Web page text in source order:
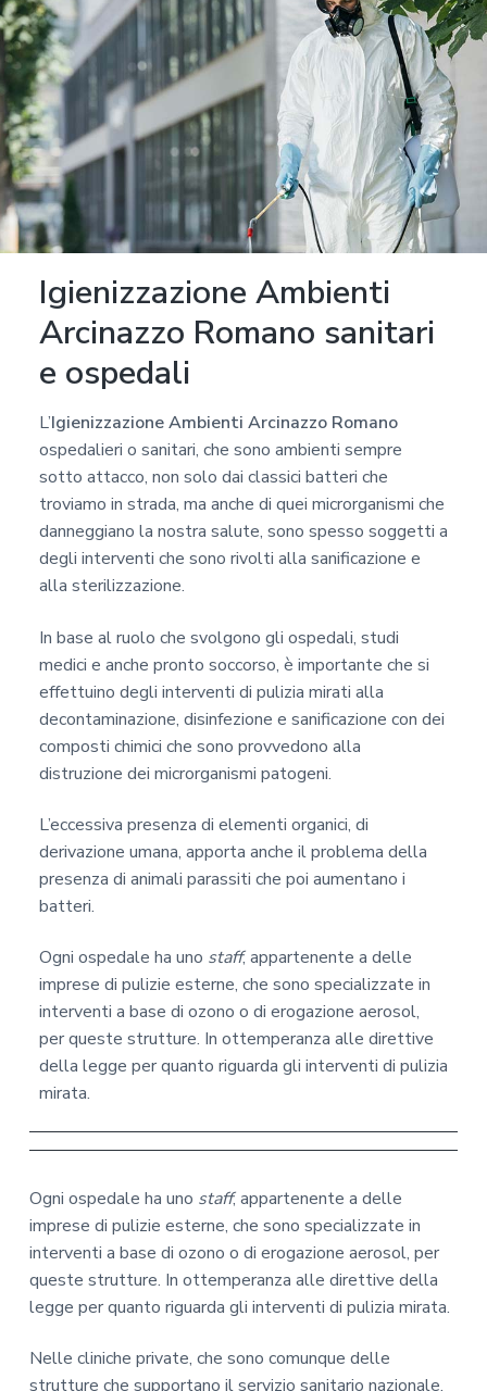
Igienizzazione Ambienti
Arcinazzo Romano sanitari
e ospedali
L’Igienizzazione Ambienti Arcinazzo Romano
ospedalieri o sanitari, che sono ambienti sempre
sotto attacco, non solo dai classici batteri che
troviamo in strada, ma anche di quei microrganismi che
danneggiano la nostra salute, sono spesso soggetti a
degli interventi che sono rivolti alla sanificazione e
alla sterilizzazione.
In base al ruolo che svolgono gli ospedali, studi
medici e anche pronto soccorso, è importante che si
effettuino degli interventi di pulizia mirati alla
decontaminazione, disinfezione e sanificazione con dei
composti chimici che sono provvedono alla
distruzione dei microrganismi patogeni.
L’eccessiva presenza di elementi organici, di
derivazione umana, apporta anche il problema della
presenza di animali parassiti che poi aumentano i
batteri.
Ogni ospedale ha uno staff, appartenente a delle
imprese di pulizie esterne, che sono specializzate in
interventi a base di ozono o di erogazione aerosol,
per queste strutture. In ottemperanza alle direttive
della legge per quanto riguarda gli interventi di pulizia
mirata.
Ogni ospedale ha uno staff, appartenente a delle
imprese di pulizie esterne, che sono specializzate in
interventi a base di ozono o di erogazione aerosol, per
queste strutture. In ottemperanza alle direttive della
legge per quanto riguarda gli interventi di pulizia mirata.
Nelle cliniche private, che sono comunque delle
strutture che supportano il servizio sanitario nazionale,